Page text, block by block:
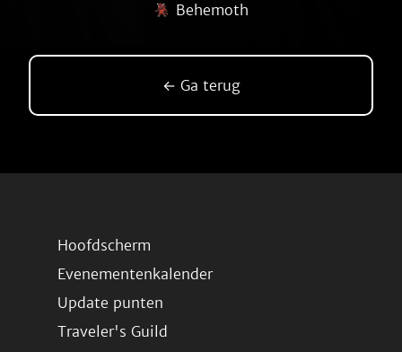
Behemoth
← Ga terug
Hoofdscherm
Evenementenkalender
Update punten
Traveler's Guild